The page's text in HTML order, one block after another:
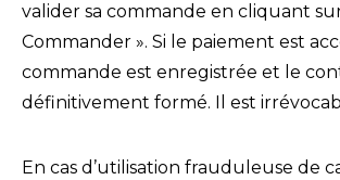
valider sa commande en cliquant
Commander ». Si le paiement est
commande est enregistrée et le
définitivement formé. Il est
En cas d’utilisation frauduleuse de